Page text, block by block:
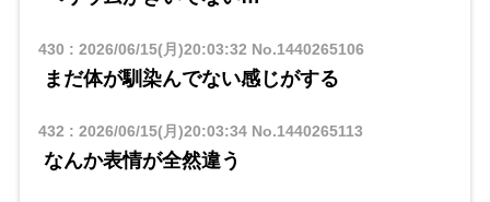
430 : 2026/06/15(月)20:03:32 No.1440265106
まだ体が馴染んでない感じがする
432 : 2026/06/15(月)20:03:34No.1440265113
なんか表情が全然違う